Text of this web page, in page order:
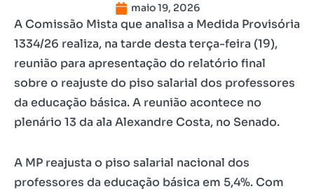
maio 19, 2026
A Comissão Mista que analisa a Medida Provisória
1334/26 realiza, na tarde desta terça-feira (19),
reunião para apresentação do relatório final
sobre o reajuste do piso salarial dos professores
da educação básica. A reunião acontece no
plenário 13 da ala Alexandre Costa, no Senado.
A MP reajusta o piso salarial nacional dos
professores da educação básica em 5,4%. Com